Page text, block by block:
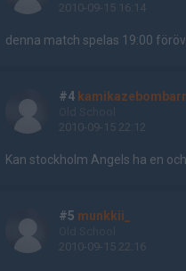
2010-09-15 16:14
denna match spelas 19:00
#4
2010-09-15 22:12
Kan stockholm Angels ha en
#5 munkkii_
2010-09-15 22:16